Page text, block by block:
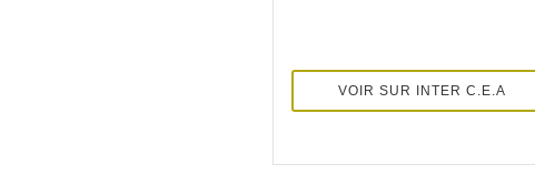
VOIR SUR INTER C.E.A